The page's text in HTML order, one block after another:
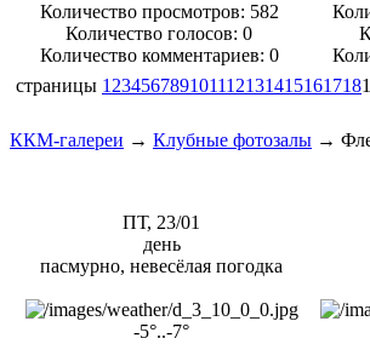
Количество просмотров: 582
Количество голосов:0
Количество комментариев: 0
страницы 1 23456789101112131415161718
ККМ-галереи → Клубные фотозалы →
ПТ, 23/01
день
пасмурно, невесёлая погодка
-5°..-7°